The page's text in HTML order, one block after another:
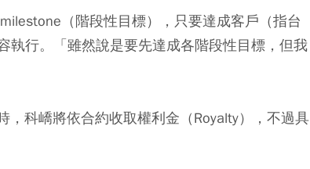
（階段性目標），只要達成客戶（指台
執行。「雖然說是要先達成各階段性目標，但我
科嶠將依合約收取權利金（Royalty），不過具